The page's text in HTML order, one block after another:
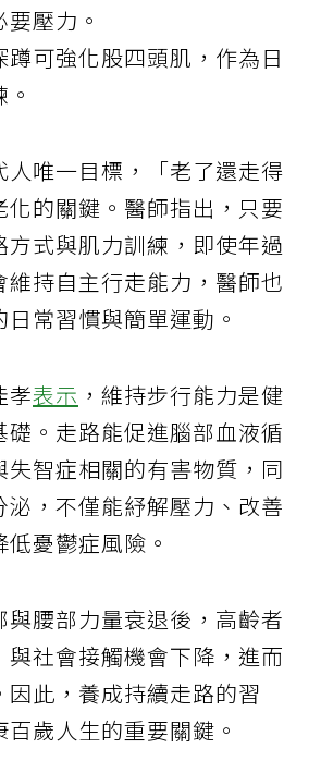
壓力。
蹲可強化股四頭肌，作為日
人唯一目標，「老了還走得
的關鍵。醫師指出，只要
方式與肌力訓練，即使年過
維持自主行走能力，醫師也
常習慣與簡單運動。
孝表示 ，維持步行能力是健
礎。走路能促進腦部血液循
智症相關的有害物質，同
泌，不僅能紓解壓力、改善
憂鬱症風險。
與腰部力量衰退後，高齡者
與社會接觸機會下降，進而
因此，養成持續走路的習
歲人生的重要關鍵。